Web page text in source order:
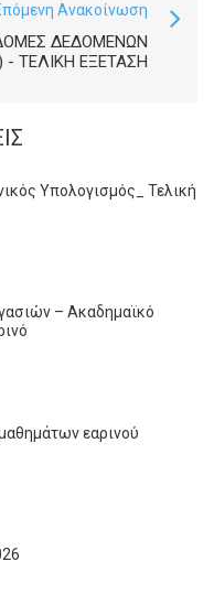
Ανακοίνωση
ΔΕΔΟΜΈΝΩΝ
- ΤΕΛΙΚΉ ΕΞΈΤΑΣΗ
Υπολογισμός_ Τελική
– Ακαδημαϊκό
εαρινού